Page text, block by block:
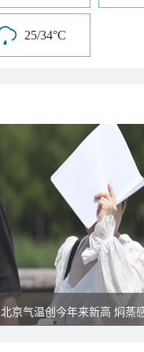
25/34°C
北京气温创今年来新高 焖蒸